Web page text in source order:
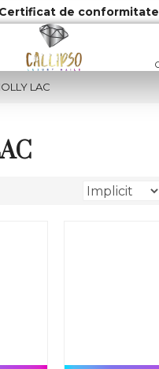
Certificat de conformitate
LAC